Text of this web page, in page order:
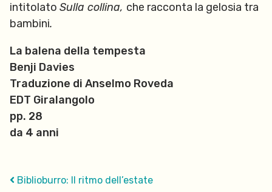
intitolato Sulla collina, che racconta la gelosia tra
bambini.
La balena della tempesta
Benji Davies
Traduzione di Anselmo Roveda
EDT Giralangolo
pp. 28
da 4 anni
Biblioburro: Il ritmo dell’estate